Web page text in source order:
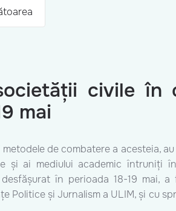
civile în
mai
de combatere a
și ai mediului academic
în perioada 18-19
Politice și Jurnalism a ULIM, și cu